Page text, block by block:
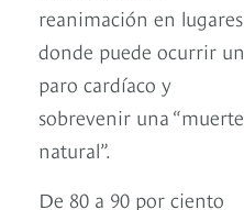
reanimación en lugares
donde puede ocurrir un
paro cardíaco y
sobrevenir una “muerte
natural”.
De 80 a 90 por ciento